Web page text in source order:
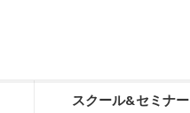
スクール&セミナー